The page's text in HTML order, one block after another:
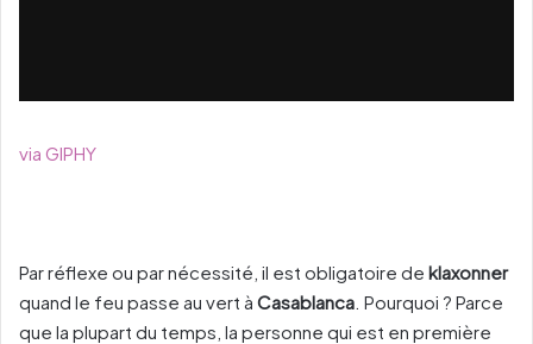
via GIPHY
Par réflexe ou par nécessité, il est obligatoire de klaxonner
quand le feu passe au vert à Casablanca . Pourquoi ? Parce
que la plupart du temps, la personne qui est en première